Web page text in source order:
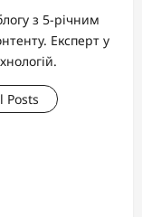
з 5-річним
Експерт у
Posts